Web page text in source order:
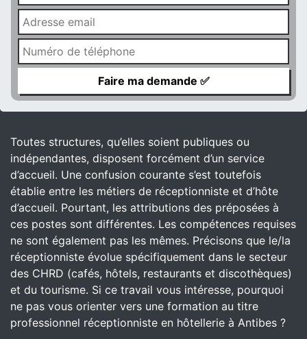
Toutes structures, qu’elles soient publiques ou
indépendantes, disposent forcément d’un service
d’accueil. Une confusion courante s’est toutefois
établie entre les métiers de réceptionniste et d’hôte
d’accueil. Pourtant, les attributions des préposées à
ces postes sont différentes. Les compétences requises
ne sont également pas les mêmes. Précisons que le/la
réceptionniste évolue spécifiquement dans le secteur
des CHRD (cafés, hôtels, restaurants et discothèques)
et du tourisme. Si ce travail vous intéresse, pourquoi
ne pas vous orienter vers une formation au titre
professionnel réceptionniste en hôtellerie à Antibes ?